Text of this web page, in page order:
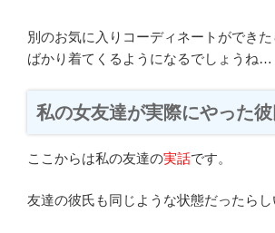
別のお気に入りコーディネートができ
ばかり着てくるようになるでしょうね…
私の女友達が実際にやった
ここからは私の友達の実話です。
友達の彼氏も同じような状態だったらし